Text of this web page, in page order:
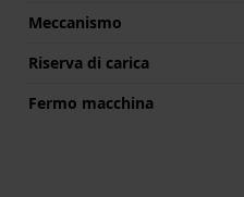
Meccanismo
Riserva di carica
Fermo macchina